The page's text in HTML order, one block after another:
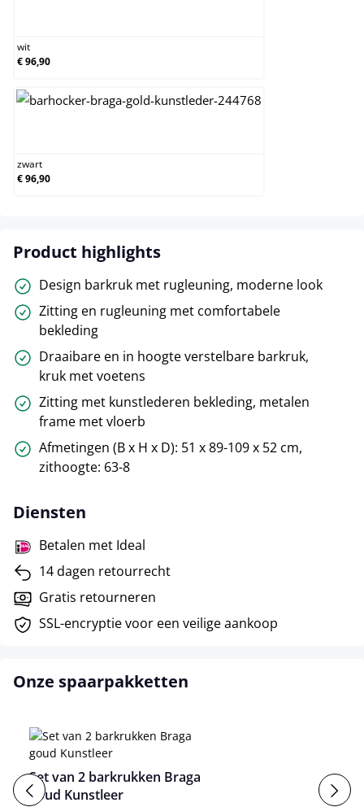
wit
€ 96,90
zwart
€ 96,90
Product highlights
Design barkruk met rugleuning, moderne look
Zitting en rugleuning met comfortabele
bekleding
Draaibare en in hoogte verstelbare barkruk,
kruk met voetens
Zitting met kunstlederen bekleding, metalen
frame met vloerb
Afmetingen (B x H x D): 51 x 89-109 x 52 cm,
zithoogte: 63-8
Diensten
Betalen met Ideal
14 dagen retourrecht
Gratis retourneren
SSL-encryptie voor een veilige aankoop
Onze spaarpakketten
Set van 2 barkrukken Braga
goud Kunstleer